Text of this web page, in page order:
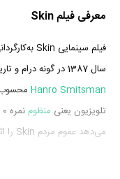
معرفی فیلم Skin
فیلم سینمایی Skin به‌کارگردانی
سال 1387 در گونه درام و تاریخی تولید شده است. Skin که اولین فیلم
Hanro Smitsman محسوب
تلویزیون یعنی منظوم
می‌دهد عموم مردم Skin را اثری بی‌ارزش و بسیار بد ارزیابی می‌کنند.